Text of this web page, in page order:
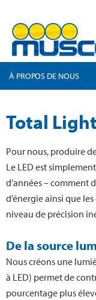
À PROPOS DE NOUS
Total
Pour nous, produire
Le LED est
d’années – comment
d’énergie ainsi que
niveau de précision
De la source
Nous créons une
à LED) permet de
pourcentage plus